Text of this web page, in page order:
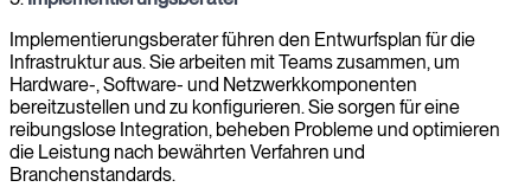
Implementierungsberater führen den Entwurfsplan für die
Infrastruktur aus. Sie arbeiten mit Teams zusammen, um
Hardware-, Software- und Netzwerkkomponenten
bereitzustellen und zu konfigurieren. Sie sorgen für eine
reibungslose Integration, beheben Probleme und optimieren
die Leistung nach bewährten Verfahren und
Branchenstandards.